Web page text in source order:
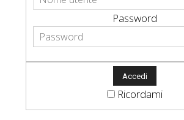
Password
Ricordami